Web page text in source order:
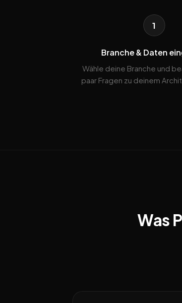
1
Branche & Daten
Wähle deine Branche und
paar Fragen zu deinem
Was